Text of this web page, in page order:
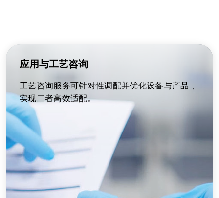
应用与工艺咨询
工艺咨询服务可针对性调配并优化设备与产品，
实现二者高效适配。